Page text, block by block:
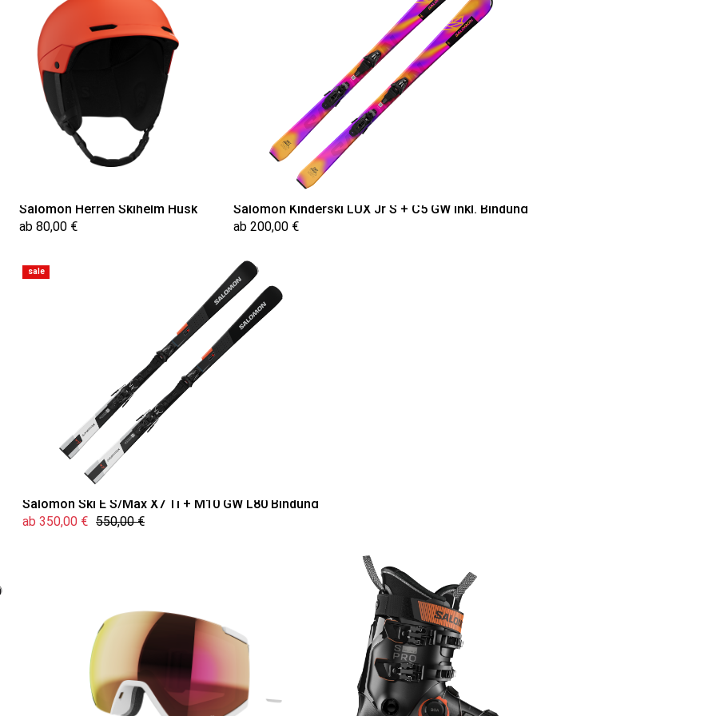
Salomon Herren Skihelm Husk
ab 80,00 €
Salomon Kinderski LUX Jr S + C5 GW inkl. Bindung
ab 200,00 €
sale
Salomon Ski E S/Max X7 Ti + M10 GW L80 Bindung
ab 350,00 € 550,00 €